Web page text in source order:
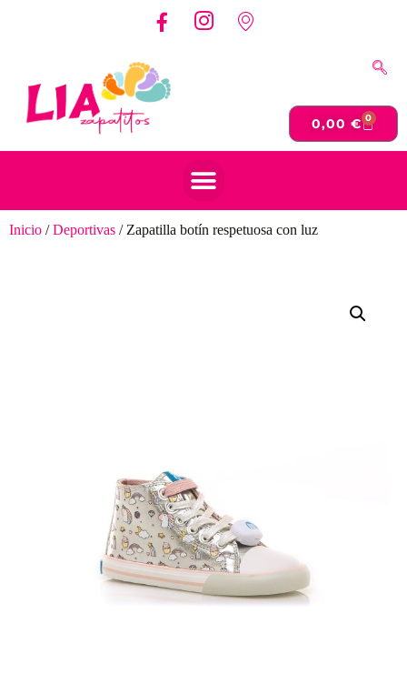
0,00€ 0
Inicio /Deportivas / Zapatilla botín respetuosa con luz